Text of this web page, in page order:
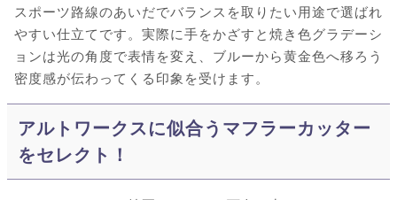
スポーツ路線のあいだでバランスを取りたい用途で選ばれ
やすい仕立てです。実際に手をかざすと焼き色グラデーシ
ョンは光の角度で表情を変え、ブルーから黄金色へ移ろう
密度感が伝わってくる印象を受けます。
アルトワークスに似合うマフラーカッター
をセレクト！